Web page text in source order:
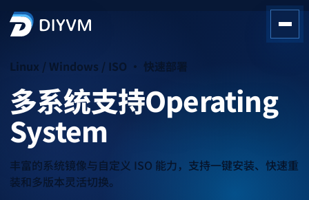
Linux / Windows / ISO · 快速部署
多系统支持Operating
System
丰富的系统镜像与自定义 ISO 能力，支持一键安装、快速重
装和多版本灵活切换。